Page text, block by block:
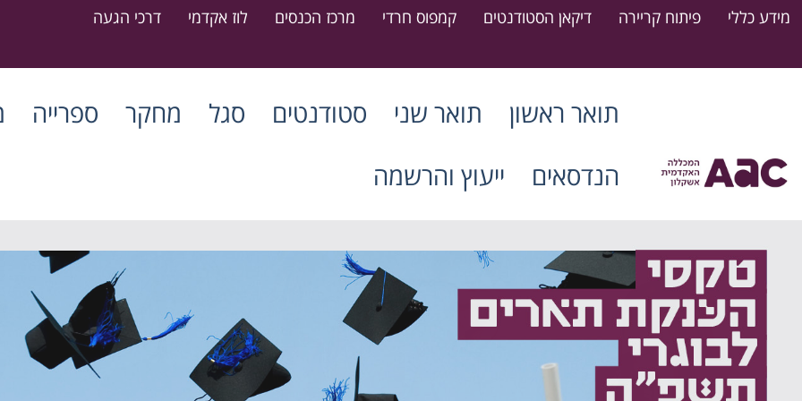
מידע כללי פיתוח קריירה דיקאן הסטודנטים קמפוס חרדי מרכז הכנסים לוז אקדמי דרכי הגעה
תואר ראשון תואר שני סטודנטים סגל מחקר ספרייה
הנדסאים
ייעוץ והרשמה
15.07.2026
קרא עוד
ההרשמה למעונות המכללה לשנת
הלימודים הקרובה (תשפ"ז) נפתחה